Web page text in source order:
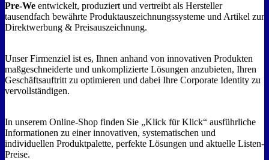
Pre-We entwickelt, produziert und vertreibt als Hersteller
tausendfach bewährte Produktauszeichnungssysteme und Artikel zur
Direktwerbung & Preisauszeichnung.
Unser Firmenziel ist es, Ihnen anhand von innovativen Produkten
maßgeschneiderte und unkomplizierte Lösungen anzubieten, Ihren
Geschäftsauftritt zu optimieren und dabei Ihre Corporate Identity zu
vervollständigen.
In unserem Online-Shop finden Sie „Klick für Klick“ ausführliche
Informationen zu einer innovativen, systematischen und
individuellen Produktpalette, perfekte Lösungen und aktuelle Listen-
Preise.